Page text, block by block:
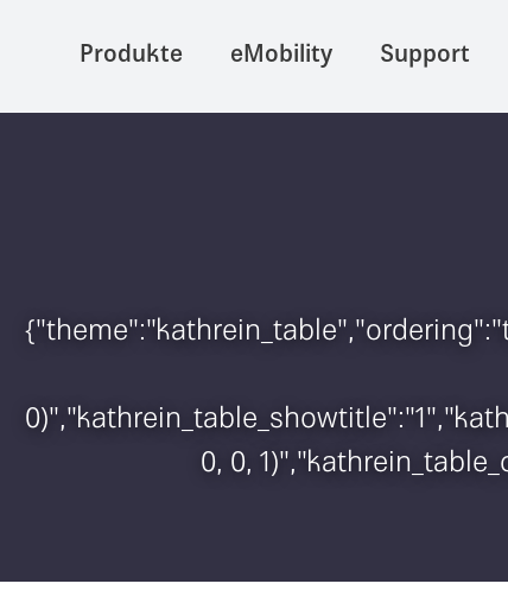
Produkte eMobility Support
0, 0,